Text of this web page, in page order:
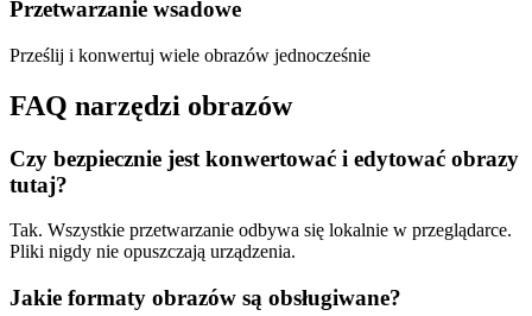
Przetwarzanie wsadowe
Prześlij i konwertuj wiele obrazów jednocześnie
FAQ narzędzi obrazów
Czy bezpiecznie jest konwertować i edytować obrazy
tutaj?
Tak. Wszystkie przetwarzanie odbywa się lokalnie w przeglądarce.
Pliki nigdy nie opuszczają urządzenia.
Jakie formaty obrazów są obsługiwane?